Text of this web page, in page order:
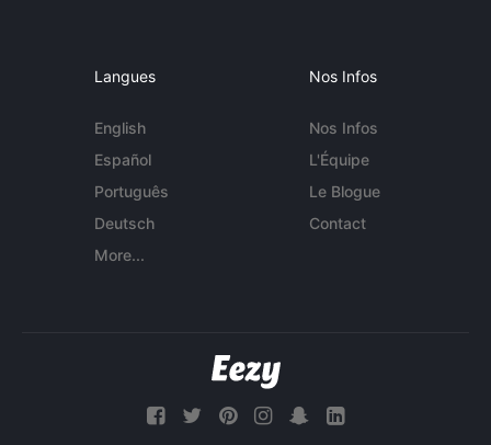
Langues
English
Español
Português
Deutsch
More...
Nos Infos
Nos Infos
L'Équipe
Le Blogue
Contact